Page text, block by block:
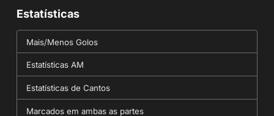
Estatísticas
Mais/Menos Golos
Estatísticas AM
Estatísticas de Cantos
Marcados em ambas as partes